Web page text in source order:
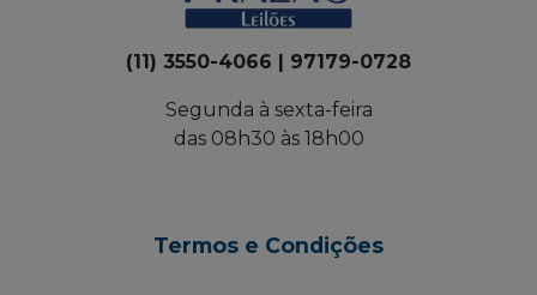
(11) 3550-4066 | 97179-0728
Segunda à sexta-feira
das 08h30 às 18h00
Termos e Condições